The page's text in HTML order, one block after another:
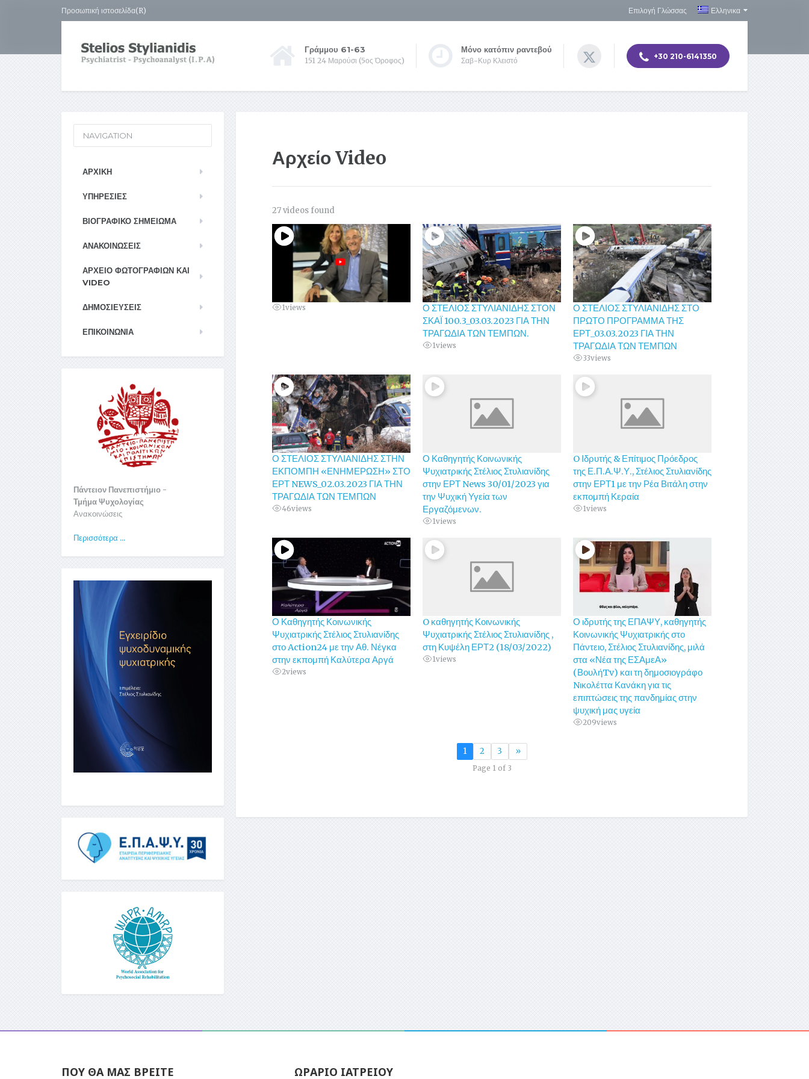
Προσωπική ιστοσελίδα(R) Επιλογή Γλώσσας Ελληνικα
Γράμμου 61-63
151 24 Μαρούσι (5ος Όροφος)
Μόνο κατόπιν ραντεβού
Σαβ-Κυρ Κλειστό +30 210-6141350
Αρχείο Video
27 videos found
1views
Ο ΣΤΕΛΙΟΣ ΣΤΥΛΙΑΝΙΔΗΣ ΣΤΟΝ
ΣΚΑΪ 100.3_03.03.2023 ΓΙΑ ΤΗΝ
ΤΡΑΓΩΔΙΑ ΤΩΝ ΤΕΜΠΩΝ.
1views
Ο ΣΤΕΛΙΟΣ ΣΤΥΛΙΑΝΙΔΗΣ ΣΤΟ
ΠΡΩΤΟ ΠΡΟΓΡΑΜΜΑ ΤΗΣ
ΕΡΤ_03.03.2023 ΓΙΑ ΤΗΝ
ΤΡΑΓΩΔΙΑ ΤΩΝ ΤΕΜΠΩΝ
33views
Ο ΣΤΕΛΙΟΣ ΣΤΥΛΙΑΝΙΔΗΣ ΣΤΗΝ
ΕΚΠΟΜΠΗ «ΕΝΗΜΕΡΩΣΗ» ΣΤΟ
ΕΡΤ NEWS_02.03.2023 ΓΙΑ ΤΗΝ
ΤΡΑΓΩΔΙΑ ΤΩΝ ΤΕΜΠΩΝ
46views
Ο Καθηγητής Κοινωνικής
Ψυχιατρικής Στέλιος Στυλιανίδης
στην ΕΡΤ News 30/01/2023 για
την Ψυχική Υγεία των
Εργαζόμενων.
1views
O Ιδρυτής & Επίτιμος Πρόεδρος
της Ε.Π.Α.Ψ.Υ., Στέλιος Στυλιανίδης
στην ΕΡΤ1 με την Ρέα Βιτάλη στην
εκπομπή Κεραία
1views
Ο Καθηγητής Κοινωνικής
Ψυχιατρικής Στέλιος Στυλιανίδης
στο Action24 με την Αθ. Νέγκα
στην εκπομπή Καλύτερα Αργά
2views
O καθηγητής Κοινωνικής
Ψυχιατρικής Στέλιος Στυλιανίδης ,
στη Κυψέλη ΕΡΤ2 (18/03/2022)
1views
Ο ιδρυτής της ΕΠΑΨΥ, καθηγητής
Κοινωνικής Ψυχιατρικής στο
Πάντειο, Στέλιος Στυλιανίδης, μιλά
στα «Νέα της ΕΣΑμεΑ»
(ΒουλήTv) και τη δημοσιογράφο
Nικολέττα Κανάκη για τις
επιπτώσεις της πανδημίας στην
ψυχική μας υγεία
209views
1 2 3 »
Page 1 of 3
NAVIGATION
ΑΡΧΙΚΉ
ΥΠΗΡΕΣΊΕΣ
ΒΙΟΓΡΑΦΙΚΌ ΣΗΜΕΊΩΜΑ
ΑΝΑΚΟΙΝΏΣΕΙΣ
ΑΡΧΕΊΟ ΦΩΤΟΓΡΑΦΙΏΝ ΚΑΙ
VIDEO
ΔΗΜΟΣΙΕΥΣΕΙΣ
ΕΠΙΚΟΙΝΩΝΊΑ
Πάντειον Πανεπιστήμιο -
Τμήμα Ψυχολογίας
Ανακοινώσεις
Περισσότερα ...
ΠΟΥ ΘΑ ΜΑΣ ΒΡΕΙΤΕ ΩΡΑΡΙΟ ΙΑΤΡΕΙΟΥ